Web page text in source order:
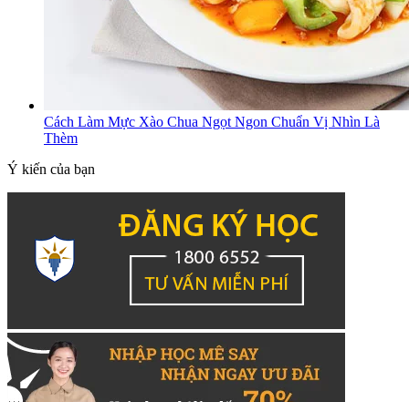
Cách Làm Mực Xào Chua Ngọt Ngon Chuẩn Vị Nhìn Là
Thèm
Ý kiến của bạn